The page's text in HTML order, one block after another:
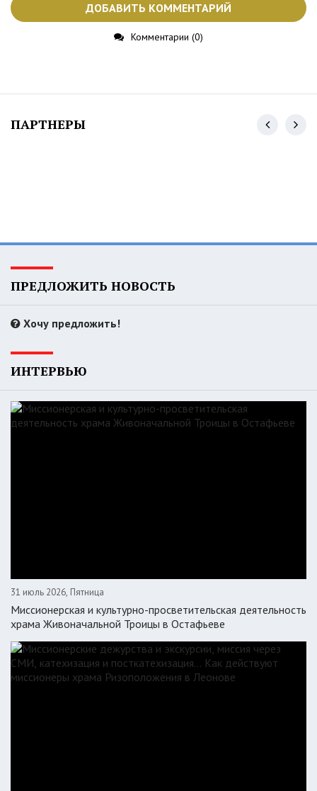
ДОБАВИТЬ КОММЕНТАРИЙ
Комментарии (0)
ПАРТНЕРЫ
ПРЕДЛОЖИТЬ НОВОСТЬ
Хочу предложить!
ИНТЕРВЬЮ
31 июль 2026, Пятница
Миссионерская и культурно-просветительская деятельность
храма Живоначальной Троицы в Остафьеве